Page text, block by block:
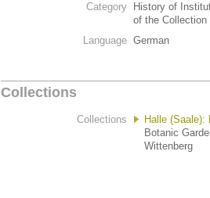
Category
History of
of the Collection
Language German
Collections
Collections
Halle (Saale):
Botanic
Wittenberg